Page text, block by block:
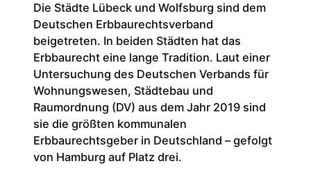
Die Städte Lübeck und Wolfsburg sind dem
Deutschen Erbbaurechtsverband
beigetreten. In beiden Städten hat das
Erbbaurecht eine lange Tradition. Laut einer
Untersuchung des Deutschen Verbands für
Wohnungswesen, Städtebau und
Raumordnung (DV) aus dem Jahr 2019 sind
sie die größten kommunalen
Erbbaurechtsgeber in Deutschland – gefolgt
von Hamburg auf Platz drei.